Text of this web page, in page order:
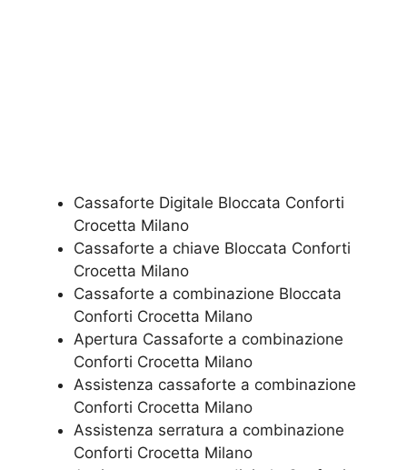
Cassaforte Digitale Bloccata Conforti
Crocetta Milano
Cassaforte a chiave Bloccata Conforti
Crocetta Milano
Cassaforte a combinazione Bloccata
Conforti Crocetta Milano
​Apertura Cassaforte a combinazione
Conforti Crocetta Milano
Assistenza cassaforte a combinazione
Conforti Crocetta Milano
​Assistenza serratura​ ​a combinazione
Conforti Crocetta Milano